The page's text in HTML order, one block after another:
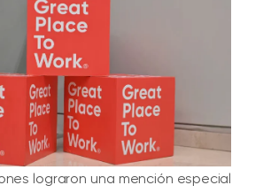
lograron una mención especial